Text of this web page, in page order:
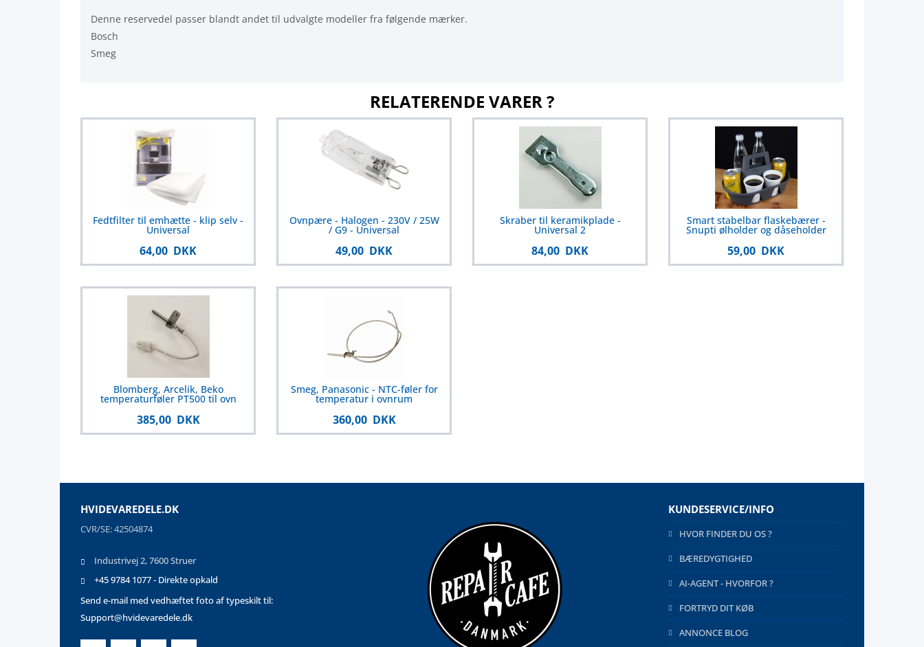
Denne reservedel passer blandt andet til udvalgte modeller fra følgende mærker.
Bosch
Smeg
RELATERENDE VARER ?
Fedtfilter til emhætte - klip selv -
Universal
64,00 DKK
Ovnpære - Halogen - 230V / 25W
/ G9 - Universal
49,00 DKK
Skraber til keramikplade -
Universal 2
84,00 DKK
Smart stabelbar flaskebærer -
Snupti ølholder og dåseholder
59,00 DKK
Blomberg, Arcelik, Beko
temperaturføler PT500 til ovn
385,00 DKK
Smeg, Panasonic - NTC-føler for
temperatur i ovnrum
360,00 DKK
HVIDEVAREDELE.DK
CVR/SE: 42504874
Industrivej 2, 7600 Struer
+45 9784 1077 - Direkte opkald
Send e-mail med vedhæftet foto af typeskilt til:
Support@hvidevaredele.dk
KUNDESERVICE/INFO
HVOR FINDER DU OS ?
BÆREDYGTIGHED
AI-AGENT - HVORFOR ?
FORTRYD DIT KØB
ANNONCE BLOG